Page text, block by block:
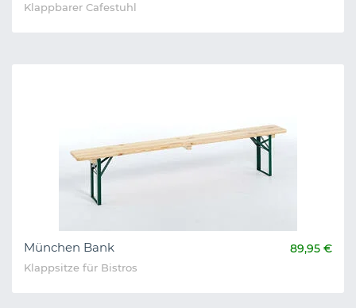
Klappbarer Cafestuhl
München Bank 89,95 €
Klappsitze für Bistros